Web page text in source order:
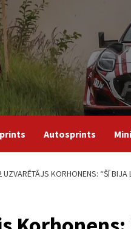
Autosprints
UZVARĒTĀJS KORHONENS: “ŠĪ BIJA